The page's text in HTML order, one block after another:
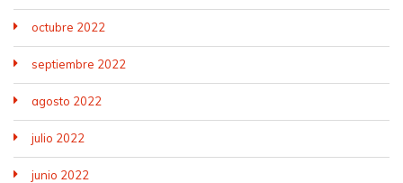
octubre 2022
septiembre 2022
agosto 2022
julio 2022
junio 2022